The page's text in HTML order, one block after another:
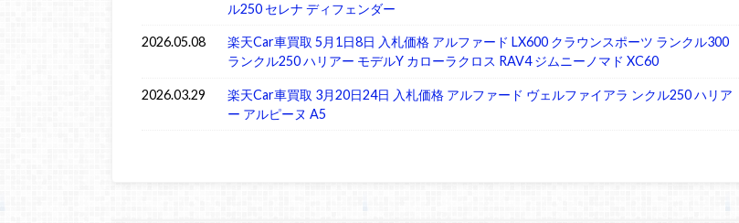
ル250 セレナ ディフェンダー
2026.05.08
楽天Car車買取 5月1日8日 入札価格 アルファード LX600 クラウンスポーツ ランクル300
ランクル250 ハリアー モデルY カローラクロス RAV4 ジムニーノマド XC60
2026.03.29
楽天Car車買取 3月20日24日 入札価格 アルファード ヴェルファイアラ ンクル250 ハリア
ー アルピーヌ A5